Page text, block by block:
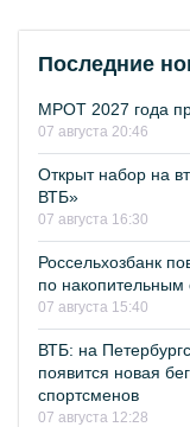
Последние
МРОТ 2027 года
07 августа 20:46
Открыт набор на
ВТБ»
07 августа 16:30
Россельхозбанк
по накопительным
07 августа 15:40
ВТБ: на
появится новая
спортсменов
07 августа 12:28